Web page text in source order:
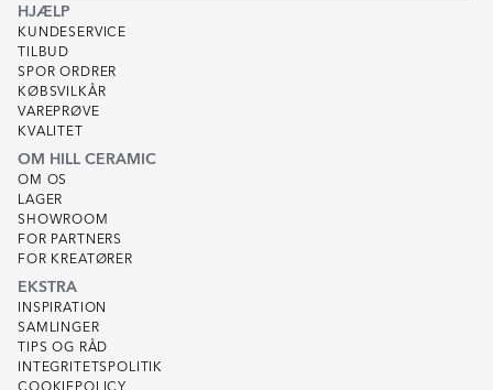
HJÆLP
KUNDESERVICE
TILBUD
SPOR ORDRER
KØBSVILKÅR
VAREPRØVE
KVALITET
OM HILL CERAMIC
OM OS
LAGER
SHOWROOM
FOR PARTNERS
FOR KREATØRER
EKSTRA
INSPIRATION
SAMLINGER
TIPS OG RÅD
INTEGRITETSPOLITIK